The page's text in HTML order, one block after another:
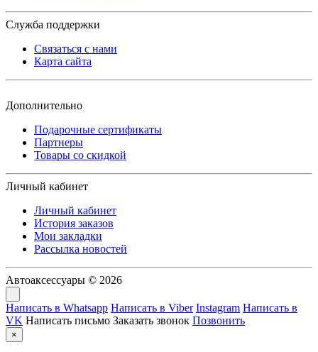
Служба поддержки
Связаться с нами
Карта сайта
Дополнительно
Подарочные сертификаты
Партнеры
Товары со скидкой
Личный кабинет
Личный кабинет
История заказов
Мои закладки
Рассылка новостей
Автоаксессуары © 2026
Написать в Whatsapp Написать в Viber Instagram Написать в
VK Написать письмо Заказать звонок Позвонить
×